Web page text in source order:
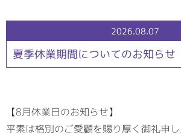
特設サイト
2026.08.07
夏季休業期間についてのお知らせ
【8月休業日のお知らせ】
平素は格別のご愛顧を賜り厚く御礼申し